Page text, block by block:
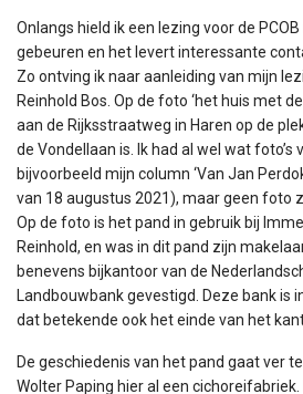
Onlangs hield ik een lezing voor de
gebeuren en het levert interessante
Zo ontving ik naar aanleiding van mijn
Reinhold Bos. Op de foto ‘het huis met
aan de Rijksstraatweg in Haren op de
de Vondellaan is. Ik had al wel wat foto’s
bijvoorbeeld mijn column ‘Van Jan
van 18 augustus 2021), maar geen foto
Op de foto is het pand in gebruik bij
Reinhold, en was in dit pand zijn
benevens bijkantoor van de
Landbouwbank gevestigd. Deze bank is
dat betekende ook het einde van het
De geschiedenis van het pand gaat ver
Wolter Paping hier al een cichoreifabriek.